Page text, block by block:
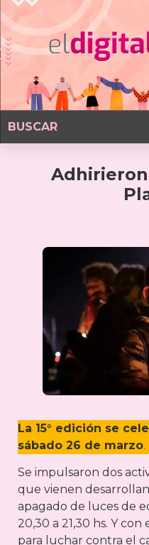
La 15° edición se
sábado 26 de marzo.
Se impulsaron dos
que vienen
apagado de luces de
20,30 a 21,30 hs. Y con
para luchar contra el